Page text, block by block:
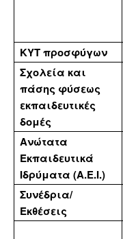
ΚΥΤ προσφύγων
Σχολεία και
πάσης φύσεως
εκπαιδευτικές
δομές
Ανώτατα
Εκπαιδευτικά
Ιδρύματα (Α.Ε.Ι.)
Συνέδρια/
Εκθέσεις